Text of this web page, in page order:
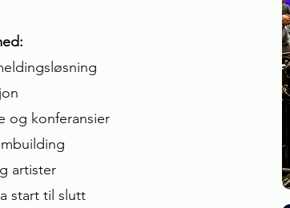
og konferansier
artister
start til slutt